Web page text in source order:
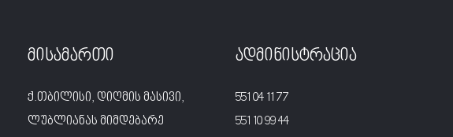
მისამართი
ქ.თბილისი, დიღმის მასივი,
ლუბლიანას მიმდებარე
ადმინისტრაცია
551 04 11 77
551 10 99 44